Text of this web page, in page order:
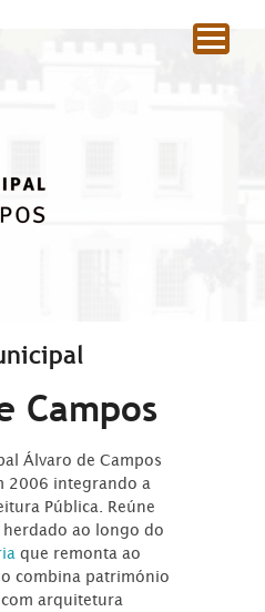
Campos
Álvaro de Campos
2006 integrando a
Pública. Reúne
herdado ao longo do
que remonta ao
combina património
arquitetura